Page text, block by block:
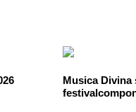
Musica Divina